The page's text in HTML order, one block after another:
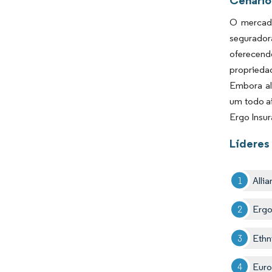
O
Embora
um todo
Ergo
Líderes